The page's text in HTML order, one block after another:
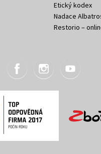
Etický kodex
Nadace
Restorio –